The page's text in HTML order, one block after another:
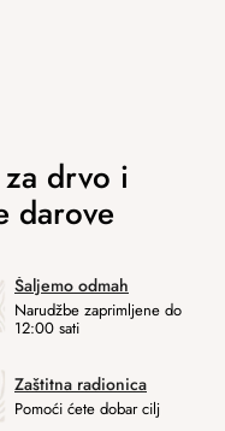
Šaljemo odmah
Narudžbe zaprimljene do
12:00 sati
Zaštitna radionica
Pomoći ćete dobar cilj